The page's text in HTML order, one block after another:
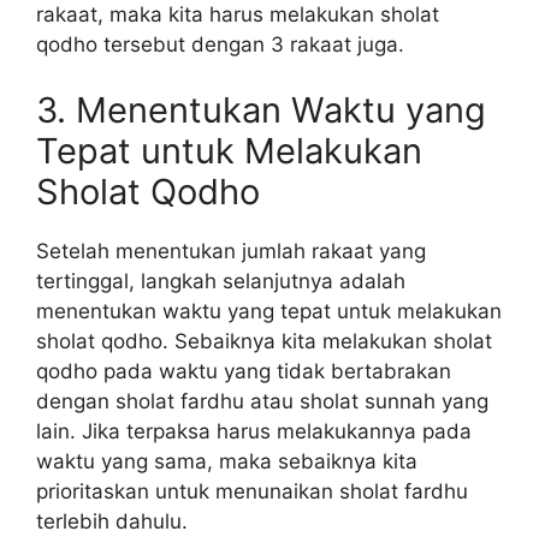
rakaat, maka kita harus melakukan sholat
qodho tersebut dengan 3 rakaat juga.
3. Menentukan Waktu yang
Tepat untuk Melakukan
Sholat Qodho
Setelah menentukan jumlah rakaat yang
tertinggal, langkah selanjutnya adalah
menentukan waktu yang tepat untuk melakukan
sholat qodho. Sebaiknya kita melakukan sholat
qodho pada waktu yang tidak bertabrakan
dengan sholat fardhu atau sholat sunnah yang
lain. Jika terpaksa harus melakukannya pada
waktu yang sama, maka sebaiknya kita
prioritaskan untuk menunaikan sholat fardhu
terlebih dahulu.